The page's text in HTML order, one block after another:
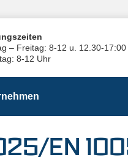
– Freitag: 8-12 u. 12.30-17:00
8-12 Uhr
EN